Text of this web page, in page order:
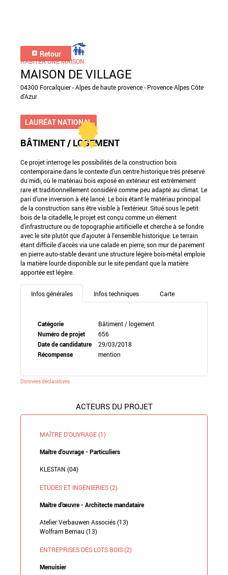
Retour
HABITER UNE MAISON
MAISON DE VILLAGE
04300 Forcalquier - Alpes de haute provence - Provence Alpes Côte
d'Azur
LAURÉAT NATIONAL
BÂTIMENT / LOGEMENT
Ce projet interroge les possibilités de la construction bois
contemporaine dans le contexte d’un centre historique très préservé
du midi, où le matériau bois exposé en extérieur est extrêmement
rare et traditionnellement considéré comme peu adapté au climat. Le
pari d’une inversion à été lancé. Le bois étant le matériau principal
de la construction sans être visible à l’extérieur. Situé sous le petit
bois de la citadelle, le projet est conçu comme un élément
d’infrastructure ou de topographie artificielle et cherche à se fondre
avec le site plutôt que d'ajouter à l'ensemble historique. Le terrain
étant difficile d’accès via une calade en pierre, son mur de parement
en pierre auto-stable devant une structure légère bois-métal emploie
la matière lourde disponible sur le site pendant que la matière
apportée est légère.
Infos générales Infos techniques Carte
Catégorie
Bâtiment / logement
Numéro de projet
656
Date de candidature
29/03/2018
Récompense
mention
Données déclaratives
ACTEURS DU PROJET
MAÎTRE D'OUVRAGE (1)
Maître d'ouvrage - Particuliers
KLESTAN (04)
ETUDES ET INGÉNIERIES (2)
Maître d'œuvre - Architecte mandataire
Atelier Verbauwen Associés (13)
Wolfram Bernau (13)
ENTREPRISES DES LOTS BOIS (2)
Menuisier